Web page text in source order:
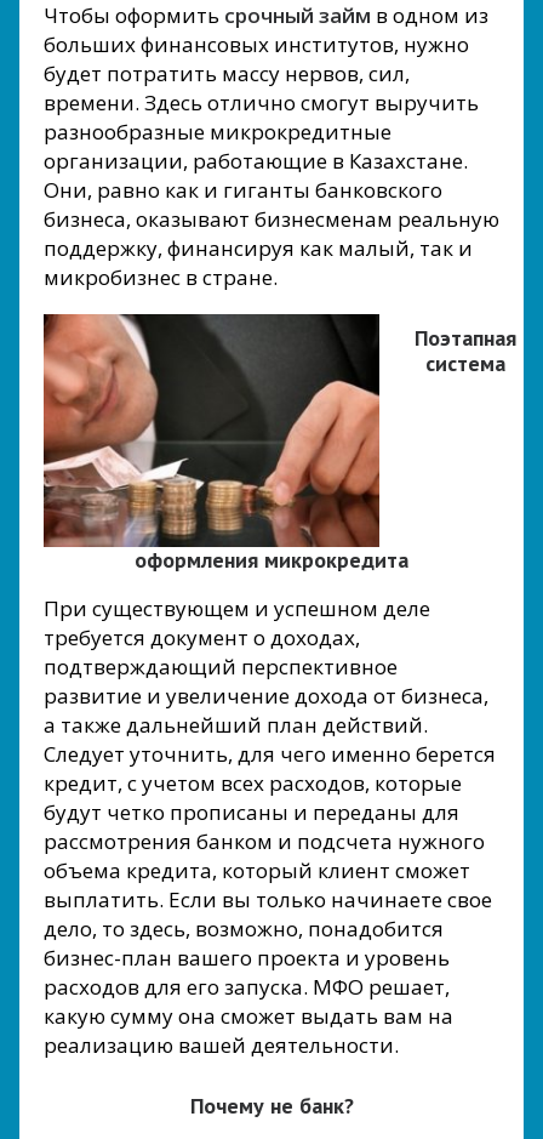
Чтобы оформить срочный займ в одном из
больших финансовых институтов, нужно
будет потратить массу нервов, сил,
времени. Здесь отлично смогут выручить
разнообразные микрокредитные
организации, работающие в Казахстане.
Они, равно как и гиганты банковского
бизнеса, оказывают бизнесменам реальную
поддержку, финансируя как малый, так и
микробизнес в стране.
Поэтапная
система
оформления микрокредита
При существующем и успешном деле
требуется документ о доходах,
подтверждающий перспективное
развитие и увеличение дохода от бизнеса,
а также дальнейший план действий.
Следует уточнить, для чего именно берется
кредит, с учетом всех расходов, которые
будут четко прописаны и переданы для
рассмотрения банком и подсчета нужного
объема кредита, который клиент сможет
выплатить. Если вы только начинаете свое
дело, то здесь, возможно, понадобится
бизнес-план вашего проекта и уровень
расходов для его запуска. МФО решает,
какую сумму она сможет выдать вам на
реализацию вашей деятельности.
Почему не банк?